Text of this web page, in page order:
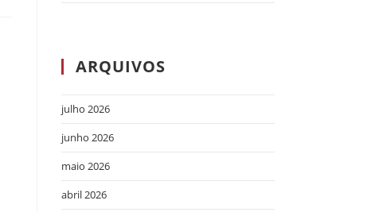
ARQUIVOS
julho 2026
junho 2026
maio 2026
abril 2026